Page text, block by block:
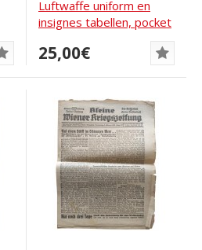
Luftwaffe uniform en
insignes tabellen, pocket
25,00€